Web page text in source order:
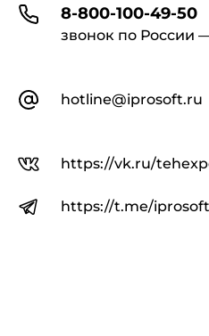
8-800-100-49-50
звонок по России
hotline@iprosoft.ru
https://vk.ru/
https://t.me/iprosoft